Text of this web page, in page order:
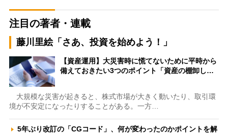
注目の著者・連載
藤川里絵「さあ、投資を始めよう！」
【資産運用】大災害時に慌てないために平時から
備えておきたい3つのポイント「資産の棚卸し…
大規模な災害が起きると、株式市場が大きく動いたり、取引環
境が不安定になったりすることがある。一方…
5年ぶり改訂の「CGコード」、何が変わったのかポイントを解